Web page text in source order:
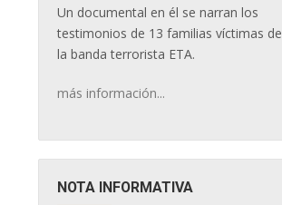
Un documental en él se narran los
testimonios de 13 familias víctimas de
la banda terrorista ETA.
más información...
NOTA INFORMATIVA